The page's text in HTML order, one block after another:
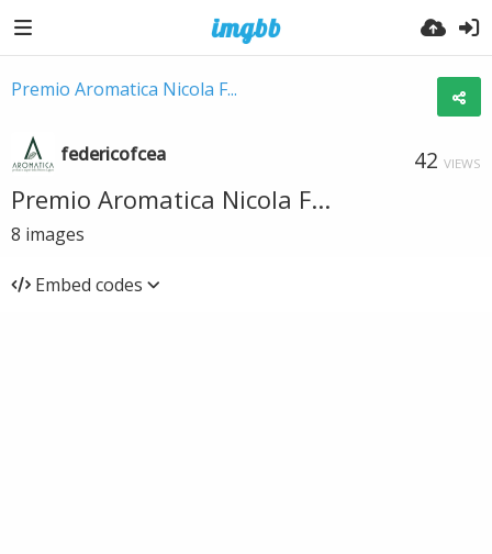
Premio Aromatica Nicola F...
federicofcea 42 VIEWS
Premio Aromatica Nicola F...
8 images
Embed codes